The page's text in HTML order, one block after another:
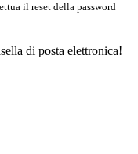
il reset della password
di posta elettronica!